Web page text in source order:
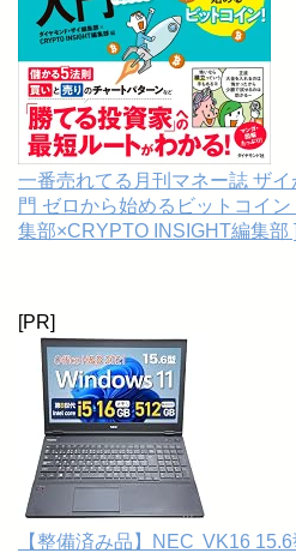
一番売れてる月刊マネー誌 ザ
門 ゼロから始めるビットコイ
集部×CRYPTO INSIGHT編集部 ]
[PR]
【整備済み品】NEC VK16